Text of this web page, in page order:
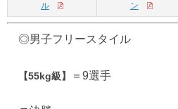
ル
ン
◎男子フリースタイル
【55kg級】 ＝9選手